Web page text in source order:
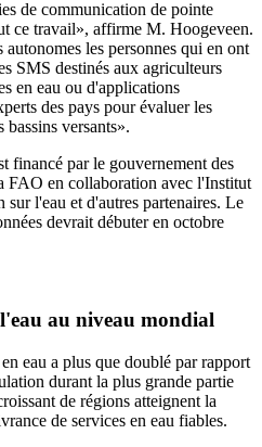
de communication de pointe
ce travail», affirme M. Hoogeveen.
les personnes qui en ont
SMS destinés aux agriculteurs
en eau ou d'applications
des pays pour évaluer les
versants».
financé par le gouvernement des
FAO en collaboration avec l'Institut
l'eau et d'autres partenaires. Le
devrait débuter en octobre
au niveau mondial
eau a plus que doublé par rapport
durant la plus grande partie
de régions atteignent la
de services en eau fiables.